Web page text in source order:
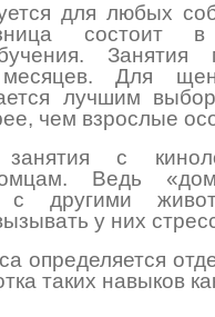
для любых
состоит
Для
лучшим
чем взрослые
занятия с
Ведь
с другими
у них
определяется
таких навыков